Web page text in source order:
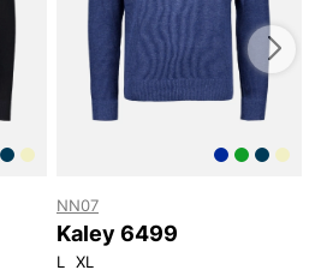
NN07
Kaley 6499
L XL